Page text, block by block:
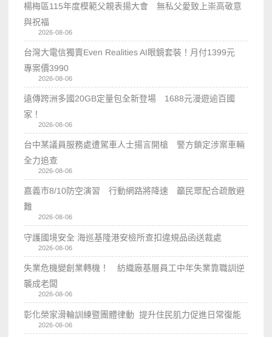
楊梅區115年度模範父親表揚大會 無私父愛致上崇高敬意
與祝福
2026-08-06
台灣大電信獨賣Even Realities AI眼鏡套裝！月付1399元
專案價3990
2026-08-06
遠傳跨洲多國20GB定量包全新登場 1688元漫遊逾百國
家！
2026-08-06
台中某議員服務處遭駕車人士揚言開槍 警方鎖定涉案車輛
全力追查
2026-08-06
嘉義市8/10防空演習 行動網路將降速 籲民眾配合疏散避
難
2026-08-06
守護國境安全 海巡基隆港安檢所查扣違規品函送裁處
2026-08-06
失業危機變創業轉機！ 紡織廠基層員工中年失業靠職訓逆
襲成老闆
2026-08-06
彰化榮家滑輪訓練暨團體律動 提升住民肌力促進日常復能
2026-08-06